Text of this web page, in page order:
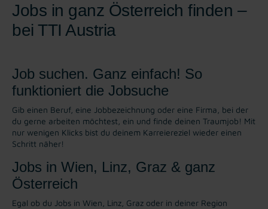
Jobs in ganz Österreich finden –
bei TTI Austria
Job suchen. Ganz einfach! So
funktioniert die Jobsuche
Gib einen Beruf, eine Jobbezeichnung oder eine Firma, bei der
du gerne arbeiten möchtest, ein und finde deinen Traumjob! Mit
nur wenigen Klicks bist du deinem Karreiereziel wieder einen
Schritt näher!
Jobs in Wien, Linz, Graz & ganz
Österreich
Egal ob du Jobs in Wien, Linz, Graz oder in deiner Region